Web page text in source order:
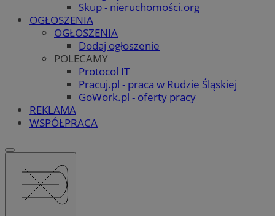
Skup - nieruchomości.org
OGŁOSZENIA
OGŁOSZENIA
Dodaj ogłoszenie
POLECAMY
Protocol IT
Pracuj.pl - praca w Rudzie Śląskiej
GoWork.pl - oferty pracy
REKLAMA
WSPÓŁPRACA